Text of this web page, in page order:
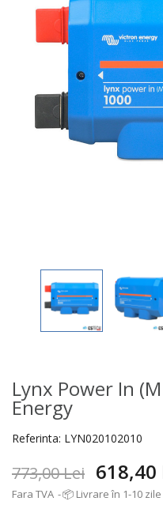
Lynx Power In
Energy
Referinta: LYN020102010
773,00 Lei 618,40
Fara TVA 📦 Livrare în 1-10